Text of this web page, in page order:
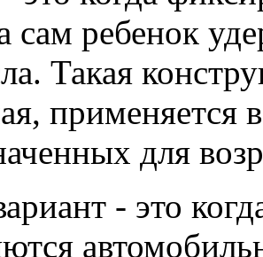
сам ребенок
Такая
применяется
для
- это